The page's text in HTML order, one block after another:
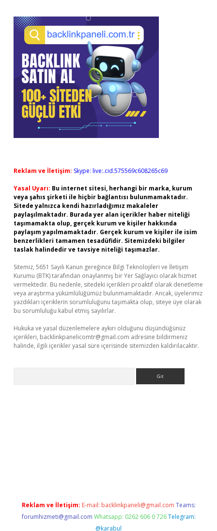
Reklam ve İletişim: Skype: live:.cid.575569c608265c69
Yasal Uyarı: Bu internet sitesi, herhangi bir marka, kurum
veya şahıs şirketi ile hiçbir bağlantısı bulunmamaktadır.
Sitede yalnızca kendi hazırladığımız makaleler
paylaşılmaktadır. Burada yer alan içerikler haber niteliği
taşımamakta olup, gerçek kurum ve kişiler hakkında
paylaşım yapılmamaktadır. Gerçek kurum ve kişiler ile isim
benzerlikleri tamamen tesadüfidir. Sitemizdeki bilgiler
taslak halindedir ve tavsiye niteliği taşımazlar.
Sitemiz, 5651 Sayılı Kanun gereğince Bilgi Teknolojileri ve İletişim
Kurumu (BTK) tarafından onaylanmış bir Yer Sağlayıcı olarak hizmet
vermektedir. Bu nedenle, sitedeki içerikleri proaktif olarak denetleme
veya araştırma yükümlülüğümüz bulunmamaktadır. Ancak, üyelerimiz
yazdıkları içeriklerin sorumluluğunu taşımakta olup, siteye üye olarak
bu sorumluluğu kabul etmiş sayılırlar.
Hukuka ve yasal düzenlemelere aykırı olduğunu düşündüğünüz
içerikleri, backlinkpanelicomtr@gmail.com adresine bildirmeniz
halinde, ilgili içerikler yasal süre içerisinde sitemizden kaldırılacaktır.
Reklam ve İletişim: E-mail: backlinkpaneli@gmail.com Teams:
forumhizmeti@gmail.com Whatsapp: 0262 606 0 726 Telegram:
@karabul